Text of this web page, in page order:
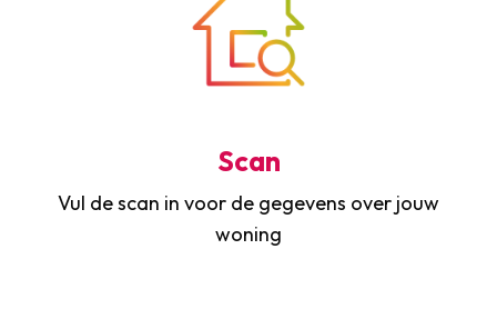
Scan
Vul de scan in voor de gegevens over jouw
woning